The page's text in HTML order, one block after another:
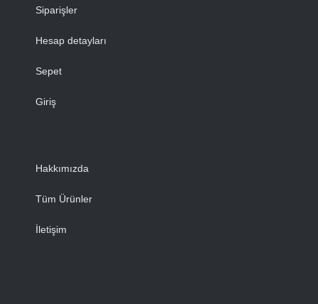
Siparişler
Hesap detayları
Sepet
Giriş
Hakkımızda
Tüm Ürünler
İletişim